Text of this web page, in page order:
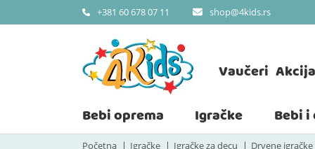
+381 60 678 07 11 shop@4kids.rs
Vaučeri Akcija
Bebi oprema Igračke Bebi i
Početna Igračke Igračke za decu Drvene igračke